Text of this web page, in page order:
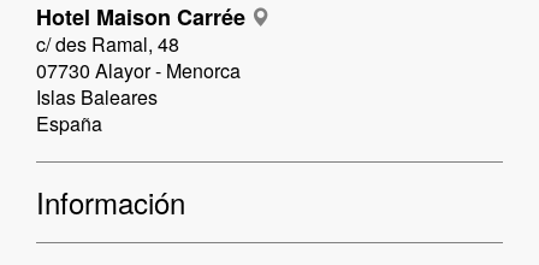
Hotel Maison Carrée
c/ des Ramal, 48
07730 Alayor - Menorca
Islas Baleares
España
Información